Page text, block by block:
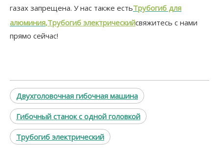
газах запрещена. У нас также естьТрубогиб для
алюминия,Трубогиб электрическийсвяжитесь с нами
прямо сейчас!
Двухголовочная гибочная машина
Гибочный станок с одной головкой
Трубогиб электрический